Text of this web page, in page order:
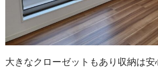
大きなクローゼットもあり収納は安